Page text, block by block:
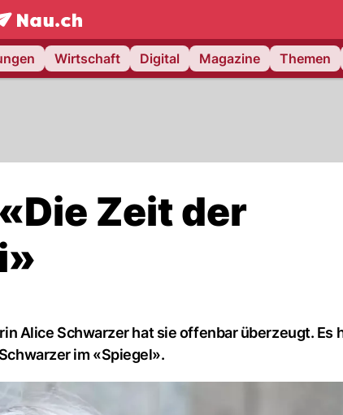
NAU.ch
Wirtschaft Digital Magazine Themen
Zeit der
Alice Schwarzer hat sie offenbar überzeugt. Es
im «Spiegel».